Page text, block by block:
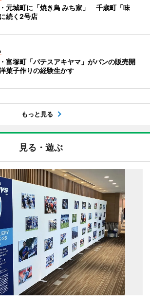
元城町に「焼き鳥 みち家」 千歳町「味
続く2号店
富塚町「パテスアキヤマ」がパンの販売開
菓子作りの経験生かす
もっと見る
見る・遊ぶ